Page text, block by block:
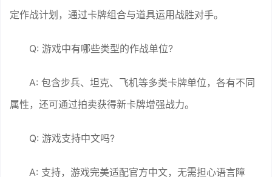
定作战计划，通过卡牌组合与道具运用战胜对手。
Q: 游戏中有哪些类型的作战单位?
A: 包含步兵、坦克、飞机等多类卡牌单位，各有不同
属性，还可通过拍卖获得新卡牌增强战力。
Q: 游戏支持中文吗?
A: 支持，游戏完美适配官方中文，无需担心语言障